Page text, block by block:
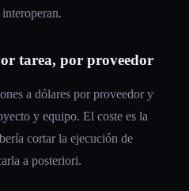
tarea, por proveedor
a dólares por proveedor y
y equipo. El coste es la
cortar la ejecución de
a posteriori.